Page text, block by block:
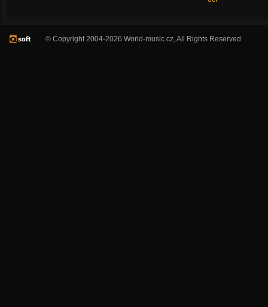
© Copyright 2004-2026 World-music.cz, All Rights Reserved